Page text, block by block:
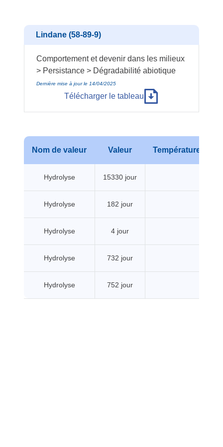
Lindane (58-89-9)
Comportement et devenir dans les milieux
> Persistance > Dégradabilité abiotique
Dernière mise à jour le 14/04/2025
Télécharger le tableau
Nom de valeur Valeur Température
Hydrolyse 15330 jour
Hydrolyse 182 jour
Hydrolyse 4 jour
Hydrolyse 732 jour
Hydrolyse 752 jour